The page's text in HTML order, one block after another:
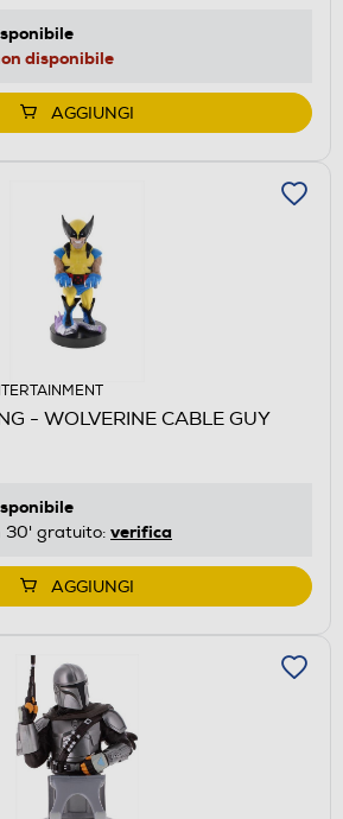
disponibile
AGGIUNGI
- WOLVERINE CABLE GUY
30' gratuito: verifica
AGGIUNGI